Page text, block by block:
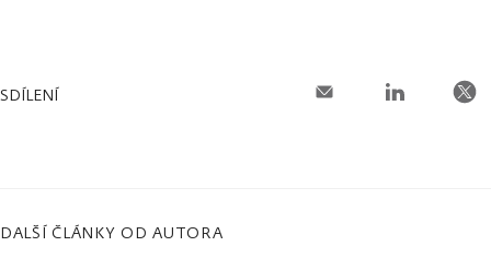
SDÍLENÍ
DALŠÍ ČLÁNKY OD AUTORA